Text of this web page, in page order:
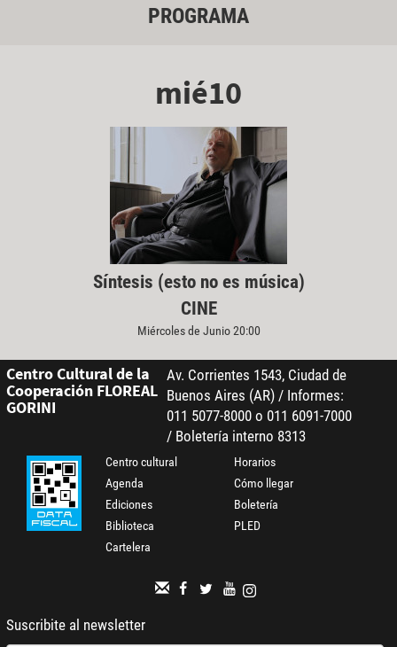
PROGRAMA
mié10
Síntesis (esto no es música)
CINE
Miércoles de Junio 20:00
Centro Cultural de la
Cooperación FLOREAL
GORINI
Av. Corrientes 1543, Ciudad de
Buenos Aires (AR) / Informes:
011 5077-8000 o 011 6091-7000
/ Boletería interno 8313
Centro cultural
Agenda
Ediciones
Biblioteca
Cartelera
Horarios
Cómo llegar
Boletería
PLED
Suscribite al newsletter